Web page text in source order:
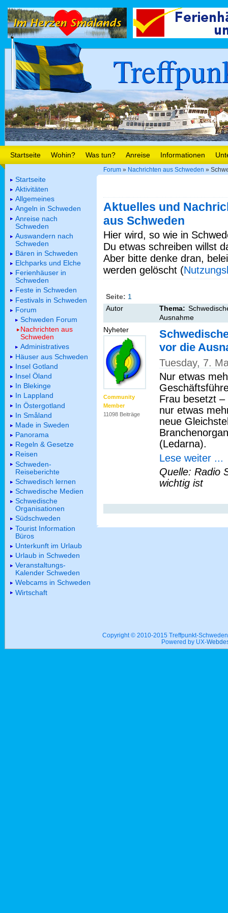
Startseite Wohin? Was tun? Anreise Informationen
Forum » Nachrichten aus Schweden »
Aktuelles und
aus Schweden
Hier wird, so wie in
Du etwas schreiben willst
Aber bitte denke dran,
werden gelöscht (
Seite: 1
Autor
Thema:
Ausnahme
Nyheter
Community
Member
11098 Beiträge
vor die
Tuesday, 7.
Nur etwas
Frau besetzt
nur etwas
neue
(Ledarna).
Lese weiter ...
Quelle: Radio
wichtig ist
Startseite
Aktivitäten
Allgemeines
Angeln in Schweden
Anreise nach
Schweden
Auswandern nach
Schweden
Bären in Schweden
Elchparks und Elche
Ferienhäuser in
Schweden
Feste in Schweden
Festivals in Schweden
Forum
Schweden Forum
Nachrichten aus
Schweden
Administratives
Häuser aus Schweden
Insel Gotland
Insel Öland
In Blekinge
In Lappland
In Östergotland
In Småland
Made in Sweden
Panorama
Regeln & Gesetze
Reisen
Schweden-
Reiseberichte
Schwedisch lernen
Schwedische Medien
Schwedische
Organisationen
Südschweden
Tourist Information
Büros
Unterkunft im Urlaub
Urlaub in Schweden
Veranstaltungs-
Kalender Schweden
Webcams in Schweden
Wirtschaft
Copyright © 2010-2015 Treffpunkt-
Powered by UX-